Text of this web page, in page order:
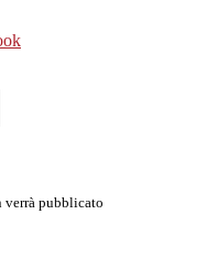
verrà pubblicato